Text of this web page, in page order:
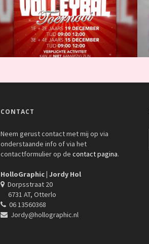
CONTACT
Neem gerust contact met mij op via
onderstaande info of via het
contactformulier op de contact pagina.
HolloGraphic | Jordy Hol
Dorpsstraat 20
6731 AT, Otterlo
06 13560368
Jordy@hollographic.nl